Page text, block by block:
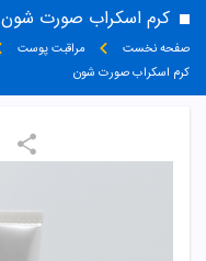
کرم اسکراب صورت شون
صفحه نخست مراقبت پوست
کرم اسکراب صورت شون